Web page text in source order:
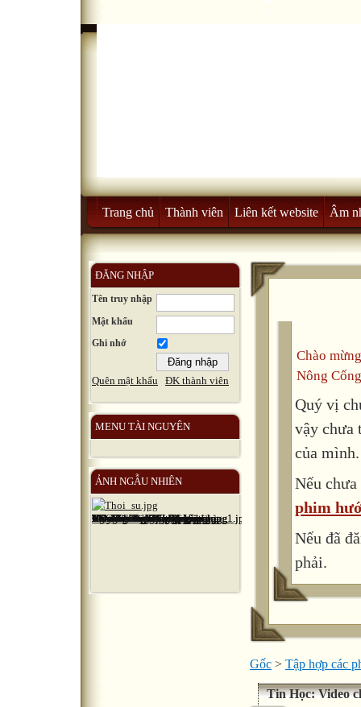
Trang chủ Thành viên Liên kết website Âm
ĐĂNG NHẬP
Tên truy nhập
Mật khẩu
Ghi nhớ
Quên mật khẩu ĐK thành viên
MENU TÀI NGUYÊN
ẢNH NGẪU NHIÊN
Chào
Nông
Quý vị
vậy chưa
của mình.
Nếu
phim
Nếu đã
phải.
Gốc > Tập hợp các
Tin Học: Video